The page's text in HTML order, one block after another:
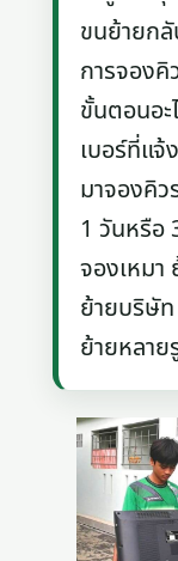
ขนย้ายก
การจองคิ
ขั้นตอนอะ
เบอร์ที่แจ้
มาจองคิว
1 วันหรือ
จองเหม
ย้ายบริษัท
ย้ายหลา